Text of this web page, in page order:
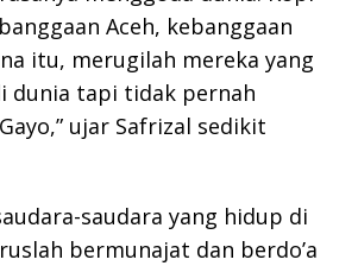
Aceh, kebanggaan
itu, merugilah mereka yang
dunia tapi tidak pernah
ujar Safrizal sedikit
saudara yang hidup di
bermunajat dan berdo’a